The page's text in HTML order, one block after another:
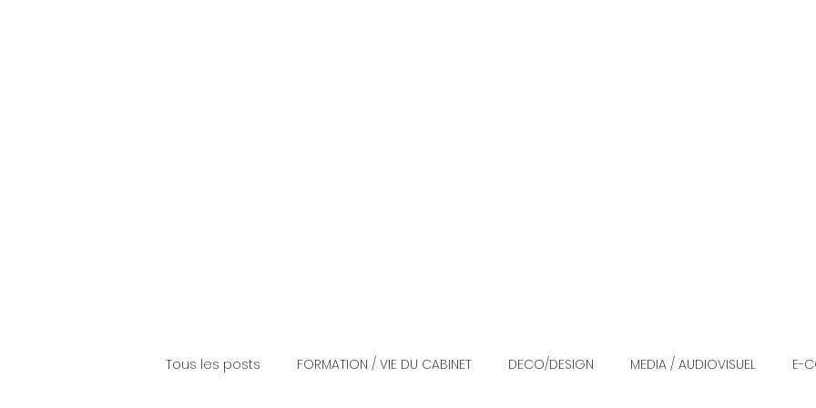
Tous les posts FORMATION / VIE DU CABINET DECO/DESIGN MEDIA / AUDIOVISUEL E-